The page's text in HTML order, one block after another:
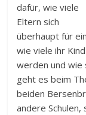
dafür, wie viele
Eltern sich
überhaupt für
wie viele ihr
werden und wie
geht es beim
beiden
andere Schulen,